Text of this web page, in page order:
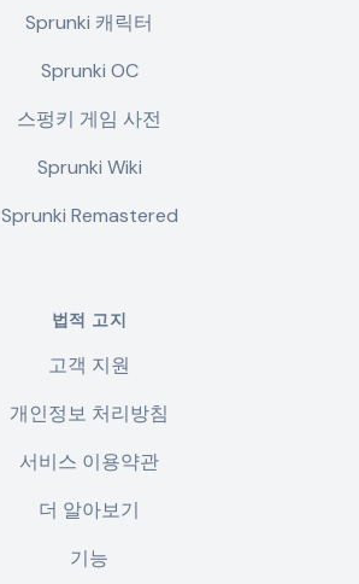
Sprunki 캐릭터
Sprunki OC
스펑키 게임 사전
Sprunki Wiki
Sprunki Remastered
법적 고지
고객 지원
개인정보 처리방침
서비스 이용약관
더 알아보기
기능